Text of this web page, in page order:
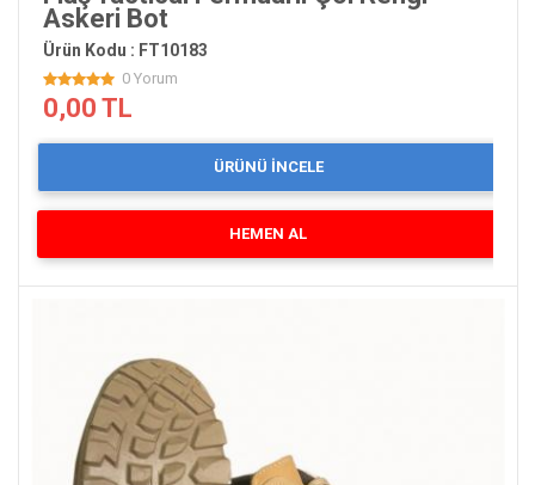
Askeri Bot
Ürün Kodu : FT10183
0 Yorum
0,00 TL
ÜRÜNÜ İNCELE
HEMEN AL